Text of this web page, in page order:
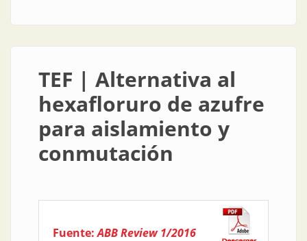
TEF | Alternativa al
hexafloruro de azufre
para aislamiento y
conmutación
Fuente:ABB Review 1/2016